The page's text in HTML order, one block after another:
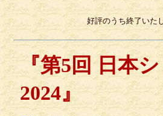
好評のうち終了いた
『第5回 日本
2024』